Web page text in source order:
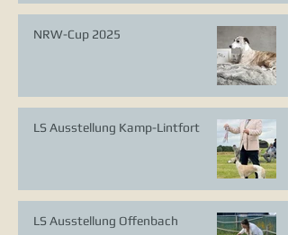
NRW-Cup 2025
LS Ausstellung Kamp-Lintfort
LS Ausstellung Offenbach